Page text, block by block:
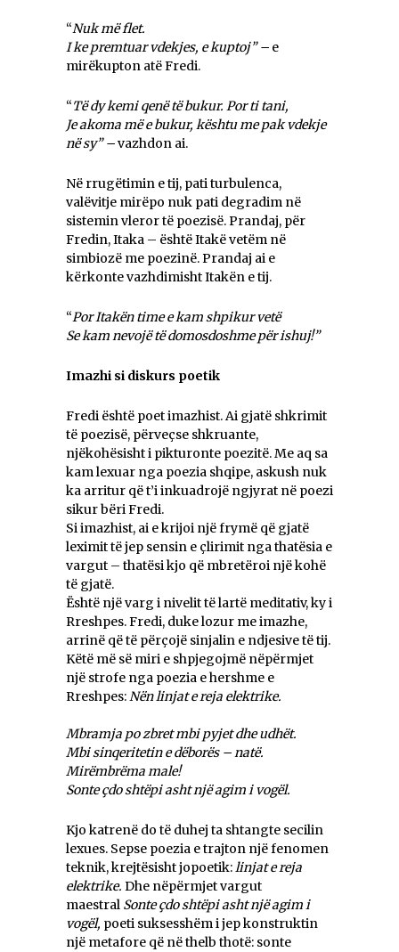
“Nuk më flet.
I ke premtuar vdekjes, e kuptoj” – e
mirëkupton atë Fredi.
“Të dy kemi qenë të bukur. Por ti tani,
Je akoma më e bukur, kështu me pak vdekje
në sy” –vazhdon ai.
Në rrugëtimin e tij, pati turbulenca,
valëvitje mirëpo nuk pati degradim në
sistemin vleror të poezisë. Prandaj, për
Fredin, Itaka – është Itakë vetëm në
simbiozë me poezinë. Prandaj ai e
kërkonte vazhdimisht Itakën e tij.
“Por Itakën time e kam shpikur vetë
Se kam nevojë të domosdoshme për ishuj!”
Imazhi si diskurs poetik
Fredi është poet imazhist. Ai gjatë shkrimit
të poezisë, përveçse shkruante,
njëkohësisht i pikturonte poezitë. Me aq sa
kam lexuar nga poezia shqipe, askush nuk
ka arritur që t’i inkuadrojë ngjyrat në poezi
sikur bëri Fredi.
Si imazhist, ai e krijoi një frymë që gjatë
leximit të jep sensin e çlirimit nga thatësia e
vargut – thatësi kjo që mbretëroi një kohë
të gjatë.
Është një varg i nivelit të lartë meditativ, ky i
Rreshpes. Fredi, duke lozur me imazhe,
arrinë që të përçojë sinjalin e ndjesive të tij.
Këtë më së miri e shpjegojmë nëpërmjet
një strofe nga poezia e hershme e
Rreshpes:Nën linjat e reja elektrike.
Mbramja po zbret mbi pyjet dhe udhët.
Mbi sinqeritetin e dëborës – natë.
Mirëmbrëma male!
Sonte çdo shtëpi asht një agim i vogël.
Kjo katrenë do të duhej ta shtangte secilin
lexues. Sepse poezia e trajton një fenomen
teknik, krejtësisht jopoetik:linjat e reja
elektrike. Dhe nëpërmjet vargut
maestral Sonte çdo shtëpi asht një agim i
vogël, poeti suksesshëm i jep konstruktin
një metafore që në thelb thotë: sonte